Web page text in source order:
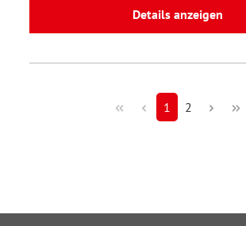
Details anzeigen
1 2